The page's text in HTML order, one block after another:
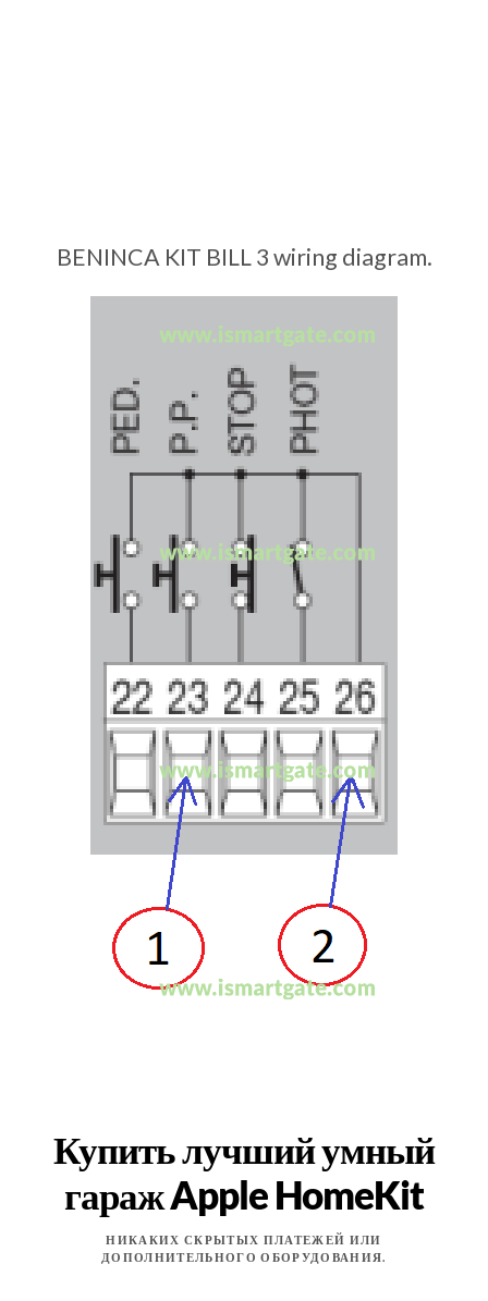
BENINCA KIT BILL 3 wiring diagram.
Купить лучший умный
гараж Apple HomeKit
НИКАКИХ СКРЫТЫХ ПЛАТЕЖЕЙ ИЛИ
ДОПОЛНИТЕЛЬНОГО ОБОРУДОВАНИЯ.